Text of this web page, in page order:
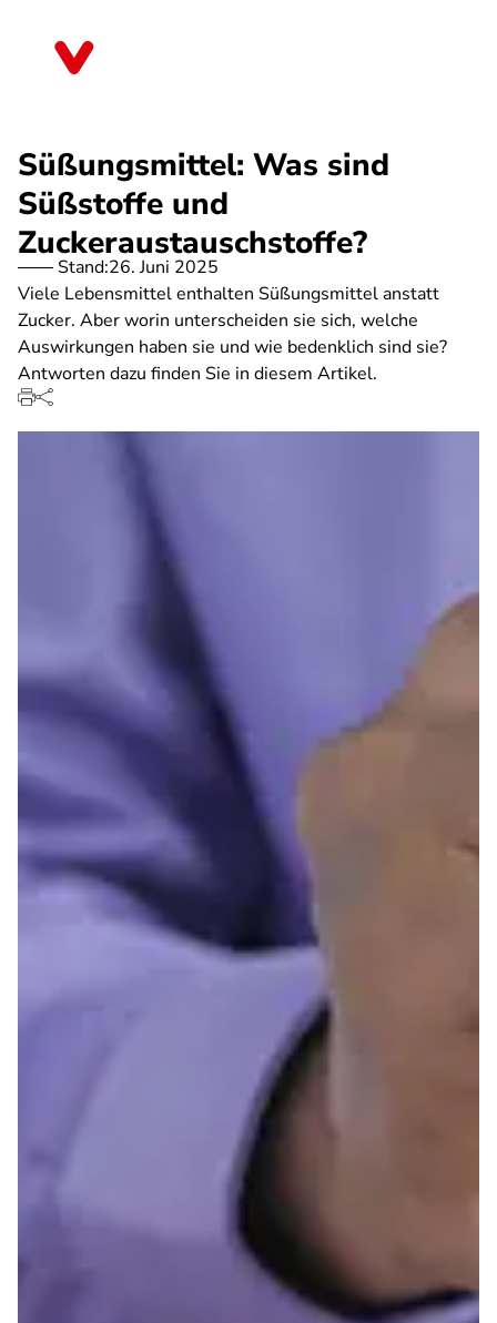
Süßungsmittel: Was sind
Süßstoffe und
Zuckeraustauschstoffe?
Stand:26. Juni 2025
Viele Lebensmittel enthalten Süßungsmittel anstatt
Zucker. Aber worin unterscheiden sie sich, welche
Auswirkungen haben sie und wie bedenklich sind sie?
Antworten dazu finden Sie in diesem Artikel.